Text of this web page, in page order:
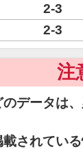
2-3
2-3
注
データは
されてい